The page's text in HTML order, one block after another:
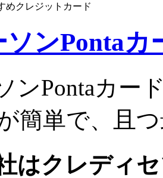
めクレジットカード
ンPonta
ンPontaカー
簡単で、且
はクレディ